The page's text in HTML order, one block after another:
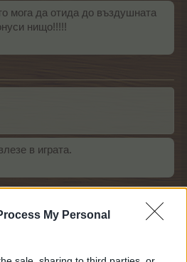
My Personal
мога да отида до въздушната
нищо!!!!!
в играта.